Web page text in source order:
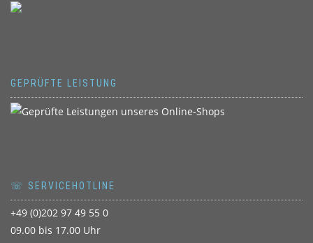
GEPRÜFTE LEISTUNG
☏ SERVICEHOTLINE
+49 (0)202 97 49 55 0
09.00 bis 17.00 Uhr